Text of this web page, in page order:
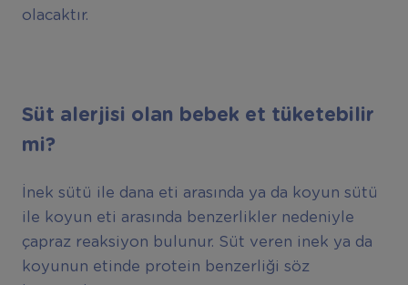
olacaktır.
Süt alerjisi olan bebek et tüketebilir
mi?
İnek sütü ile dana eti arasında ya da koyun sütü
ile koyun eti arasında benzerlikler nedeniyle
çapraz reaksiyon bulunur. Süt veren inek ya da
koyunun etinde protein benzerliği söz